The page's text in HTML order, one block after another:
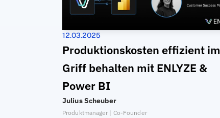
12.03.2025
Produktionskosten effizient im
Griff behalten mit ENLYZE &
Power BI
Julius Scheuber
Produktmanager | Co-Founder